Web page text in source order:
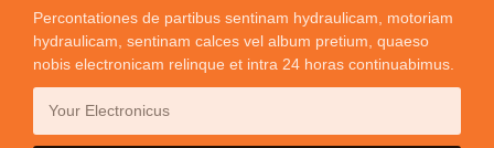
Percontationes de partibus sentinam hydraulicam, motoriam
hydraulicam, sentinam calces vel album pretium, quaeso
nobis electronicam relinque et intra 24 horas continuabimus.